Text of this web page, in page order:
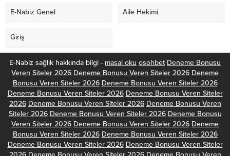
E-Nabiz Genel Aile Hekimi
Giriş
E-Nabiz sağlık hakkında bilgi - masal oku osohbet Deneme Bonusu
Veren Siteler 2026 Deneme Bonusu Veren Siteler 2026 Deneme
Bonusu Veren Siteler 2026 Deneme Bonusu Veren Siteler 2026
Deneme Bonusu Veren Siteler 2026 Deneme Bonusu Veren Siteler
2026 Deneme Bonusu Veren Siteler 2026 Deneme Bonusu Veren
Siteler 2026 Deneme Bonusu Veren Siteler 2026 Deneme Bonusu
Veren Siteler 2026 Deneme Bonusu Veren Siteler 2026 Deneme
Bonusu Veren Siteler 2026 Deneme Bonusu Veren Siteler 2026
Deneme Bonusu Veren Siteler 2026 Deneme Bonusu Veren Siteler